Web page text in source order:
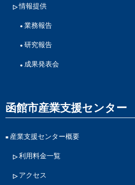
情報提供
業務報告
研究報告
成果発表会
函館市産業支援センター
産業支援センター概要
利用料金一覧
アクセス